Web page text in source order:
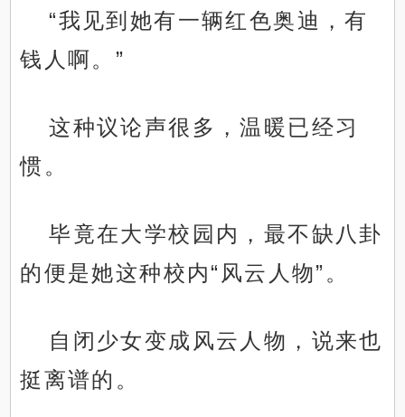
“我见到她有一辆红色奥迪，有
钱人啊。”
这种议论声很多，温暖已经习
惯。
毕竟在大学校园内，最不缺八卦
的便是她这种校内“风云人物”。
自闭少女变成风云人物，说来也
挺离谱的。